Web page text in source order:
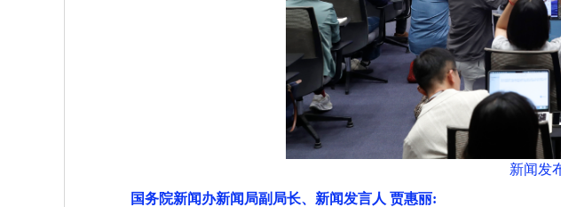
新闻发
国务院新闻办新闻局副局长、新闻发言人 贾惠丽: